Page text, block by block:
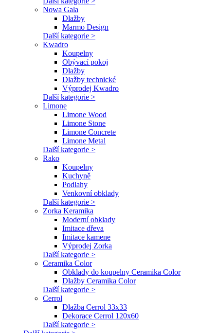
Nowa Gala
Dlažby
Marmo Design
Další kategorie >
Kwadro
Koupelny
Obývací pokoj
Dlažby
Dlažby technické
Výprodej Kwadro
Další kategorie >
Limone
Limone Wood
Limone Stone
Limone Concrete
Limone Metal
Další kategorie >
Rako
Koupelny
Kuchyně
Podlahy
Venkovní obklady
Další kategorie >
Zorka Keramika
Moderní obklady
Imitace dřeva
Imitace kamene
Výprodej Zorka
Další kategorie >
Ceramika Color
Obklady do koupelny Ceramika Color
Dlažby Ceramika Color
Další kategorie >
Cerrol
Dlažba Cerrol 33x33
Dekorace Cerrol 120x60
Další kategorie >